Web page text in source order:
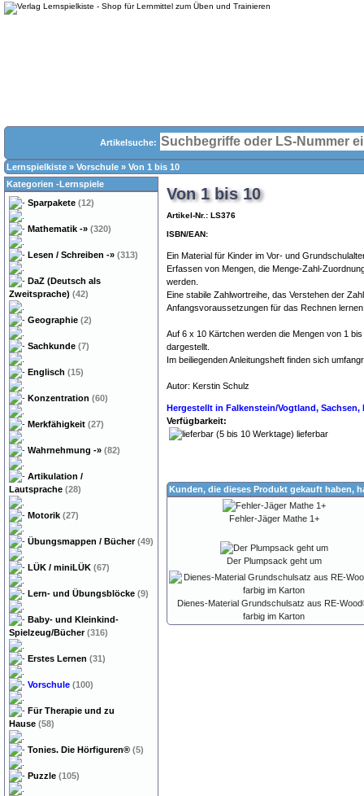
Artikelsuche:
Lernspielkiste » Vorschule » Von 1 bis 10
Von 1 bis 10
Artikel-Nr.: LS376
ISBN/EAN:
Ein Material für Kinder im Vor- und
Erfassen von Mengen, die Menge-Zahl-
werden.
Eine stabile Zahlwortreihe, das Verstehen der
Anfangsvoraussetzungen für das Rechnen
Auf 6 x 10 Kärtchen werden die Mengen von 1
dargestellt.
Im beiliegenden Anleitungsheft finden sich
Autor: Kerstin Schulz
Hergestellt in Falkenstein/Vogtland, Sachsen,
Verfügbarkeit:
lieferbar
Kunden, die dieses Produkt gekauft haben,
Fehler-Jäger Mathe 1+
Der Plumpsack geht um
Dienes-Material Grundschulsatz aus RE-
farbig im Karton
Kategorien -Lernspiele
Sparpakete (12)
Mathematik -» (320)
Lesen / Schreiben -» (313)
DaZ (Deutsch als
Zweitsprache) (42)
Geographie (2)
Sachkunde (7)
Englisch (15)
Konzentration (60)
Merkfähigkeit (27)
Wahrnehmung -» (82)
Artikulation /
Lautsprache (28)
Motorik (27)
Übungsmappen / Bücher(49)
LÜK / miniLÜK (67)
Lern- und Übungsblöcke (9)
Baby- und Kleinkind-
Spielzeug/Bücher(316)
Erstes Lernen (31)
Vorschule (100)
Für Therapie und zu
Hause (58)
Tonies. Die Hörfiguren® (5)
Puzzle (105)